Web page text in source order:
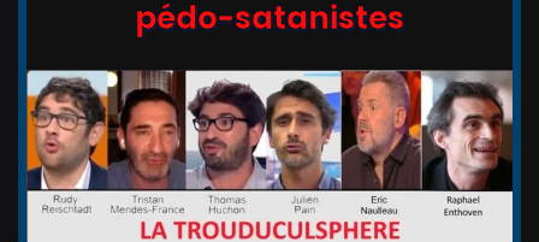
pédo-satanistes